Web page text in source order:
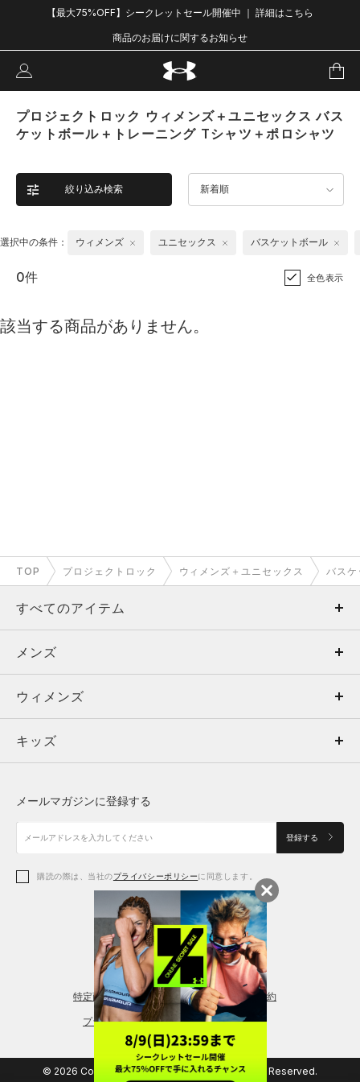
【最大75%OFF】シークレットセール開催中 ｜ 詳細はこちら
商品のお届けに関するお知らせ
プロジェクトロック ウィメンズ＋ユニセックス バス
ケットボール＋トレーニング Tシャツ＋ポロシャツ
絞り込み検索 新着順
選択中の条件： ウィメンズ ユニセックス バスケットボール
0件 全色表示
該当する商品がありません。
TOP プロジェクトロック ウィメンズ＋ユニセックス バスケ
すべてのアイテム
メンズ
ウィメンズ
キッズ
アクセサリー
メンズ
トップス
ボトムス
アクセサリー
ウィメンズ
トップス
シューズ
アクセサリー
レギンス＆タイツ
キッズ
シューズ
メールマガジンに登録する
登録する
購読の際は、当社のプライバシーポリシーに同意します。
特定商取引法に基づく通販の表記 会員規約
プライバシーポリシー
© 2026 Copyright DOME Corporation. All Rights Reserved.